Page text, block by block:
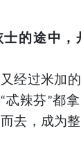
的途中，
经过米加
“忒辣芬”都
去，成为